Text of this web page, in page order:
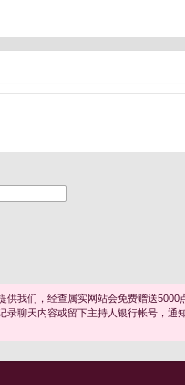
我们，经查属实网站会免费赠送5000
聊天内容或留下主持人银行帐号，通